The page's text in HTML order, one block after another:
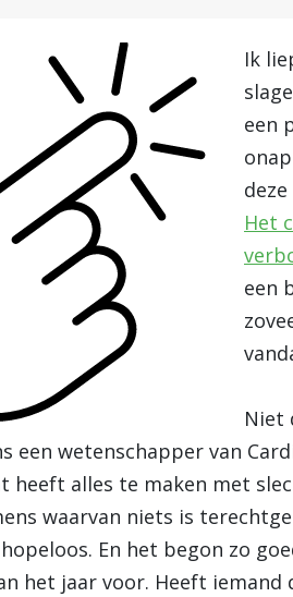
Ik
een
Het
een
Niet
een wetenschapper van
heeft alles te maken met
waarvan niets is
En het begon zo
het jaar voor. Heeft iemand